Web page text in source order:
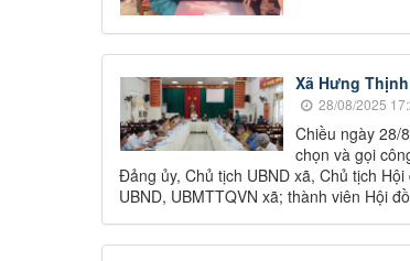
Xã Hưng
28/08/2025
Chiều ngày 28/
chọn và gọi
Đảng ủy, Chủ tịch UBND xã, Chủ tịch
UBND, UBMTTQVN xã; thành viên Hội